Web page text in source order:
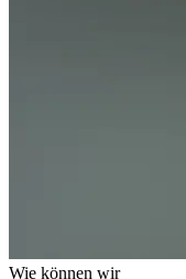
Wie können wir